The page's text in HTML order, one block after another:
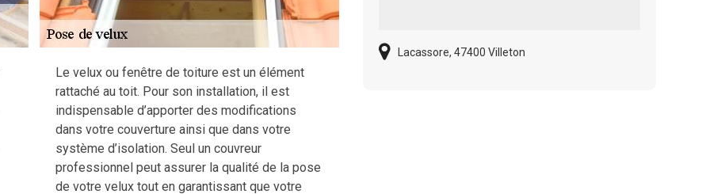
Le velux ou fenêtre de toiture est un élément
rattaché au toit. Pour son installation, il est
indispensable d’apporter des modifications
dans votre couverture ainsi que dans votre
système d’isolation. Seul un couvreur
professionnel peut assurer la qualité de la pose
de votre velux tout en garantissant que votre
Lacassore, 47400 Villeton